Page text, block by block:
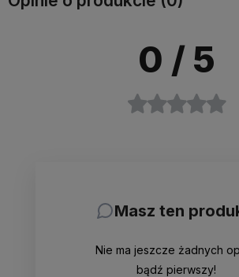
0 / 5
Masz ten
Nie ma jeszcze żadnych
bądź pierwszy!